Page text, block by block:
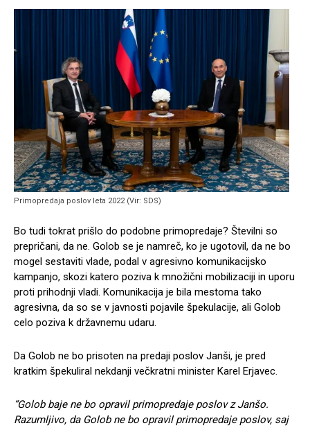
Primopredaja poslov leta 2022 (Vir: SDS)
Bo tudi tokrat prišlo do podobne primopredaje? Številni so
prepričani, da ne. Golob se je namreč, ko je ugotovil, da ne bo
mogel sestaviti vlade, podal v agresivno komunikacijsko
kampanjo, skozi katero poziva k množični mobilizaciji in uporu
proti prihodnji vladi. Komunikacija je bila mestoma tako
agresivna, da so se v javnosti pojavile špekulacije, ali Golob
celo poziva k državnemu udaru.
Da Golob ne bo prisoten na predaji poslov Janši, je pred
kratkim špekuliral nekdanji večkratni minister Karel Erjavec.
“Golob baje ne bo opravil primopredaje poslov z Janšo.
Razumljivo, da Golob ne bo opravil primopredaje poslov, saj